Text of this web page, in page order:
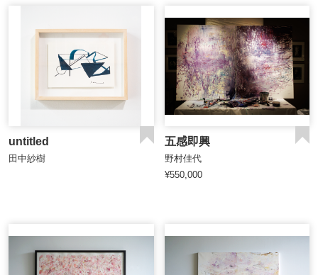
untitled
田中紗樹
五感即興
野村佳代
¥550,000